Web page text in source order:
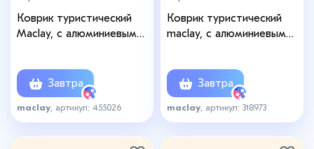
Коврик туристический
Maclay, с алюминиевым
Завтра
maclay , артикул: 455026
Коврик туристический
maclay, с алюминиевым
Завтра
maclay , артикул: 318973